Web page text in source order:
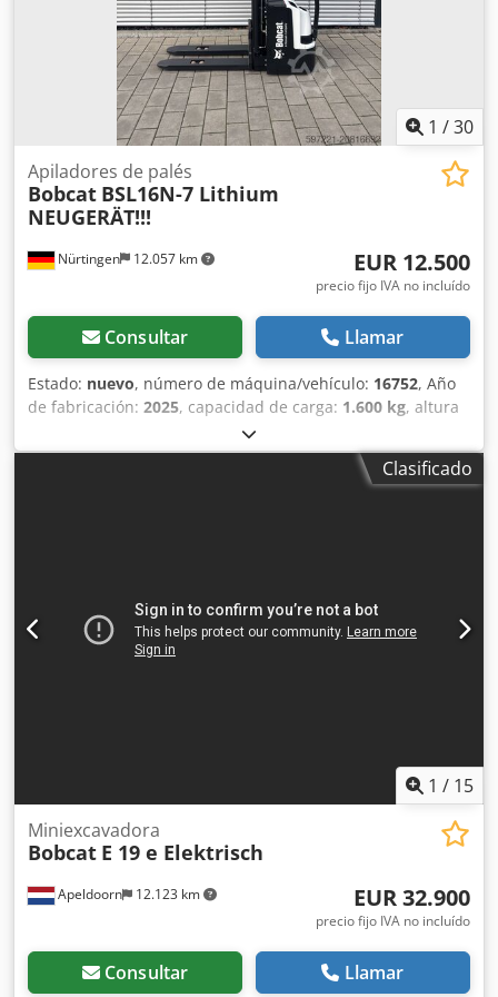
1 /30
Nürtingen 12.057 km
Apiladores de palés
Bobcat BSL16N-7 Lithium
NEUGERÄT!!!
EUR 12.500
precio fijo IVA no incluído
Consultar Llamar
Estado: nuevo, número de máquina/vehículo: 16752, Año
de fabricación: 2025, capacidad de carga: 1.600 kg, altura
, ascensor libre:
de carga:600 mm, tipo de combustible:eléctrico, tipo de
2.408 mm, voltaje de
hora.
Clasificado
1 / 15
Apeldoorn 12.123 km
Miniexcavadora
Bobcat E 19 e Elektrisch
EUR 32.900
precio fijo IVA no incluído
Consultar Llamar